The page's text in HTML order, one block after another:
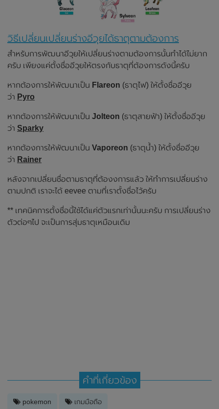
วิธีเปลี่ยนเปลี่ยนร่างอีวุยได้ธาตุตามต้องการ
สำหรับการพัฒนาอีวุยให้เปลี่ยนร่างตามต้องการนั้นทำได้ไม่ยาก
ครับ เพียงแค่ตั้งชื่ออีวุยให้ตรงกับธาตุที่ต้องการดังนี้ครับ
หากต้องการให้พัฒนาเป็น Flareon (ธาตุไฟ) ให้ตั้งชื่ออีวุย
ว่า Pyro
หากต้องการให้พัฒนาเป็น Jolteon (ธาตุสายฟ้า) ให้ตั้งชื่ออีวุย
ว่า Sparky
หากต้องการให้พัฒนาเป็น Vaporeon (ธาตุน้ำ) ให้ตั้งชื่ออีวุย
ว่า Rainer
หลังจากเปลี่ยนชื่อตามธาตุที่ต้องงการแล้ว ให้ทำการเปลี่ยนร่าง
ตามปกติ เราจะได้ eevee ตามที่เราตั้งชื่อไว้ครับ
** เทคนิคการตั้งชื่อนี้ใช้ได้แค่ตัวแรกเท่านั้นนะครับ การเปลี่ยนร่าง
ตัวต่อๆไป จะเป็นการสุ่มธาตุเหมือนเดิม
คำที่เกี่ยวข้อง
pokemon เกมมือถือ